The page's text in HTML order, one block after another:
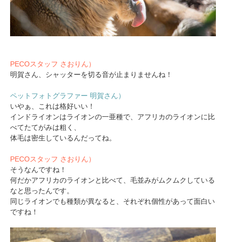
PECOスタッフ さおりん）
明賀さん、シャッターを切る音が止まりませんね！
ペットフォトグラファー 明賀さん）
いやぁ、これは格好いい！
インドライオンはライオンの一亜種で、アフリカのライオンに比
べてたてがみは粗く、
体毛は密生しているんだってね。
PECOスタッフ さおりん）
そうなんですね！
何だかアフリカのライオンと比べて、毛並みがムクムクしている
なと思ったんです。
同じライオンでも種類が異なると、それぞれ個性があって面白い
ですね！